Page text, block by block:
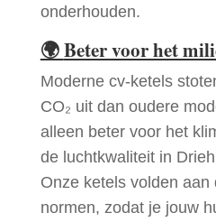
onderhouden.
🌍Beter voor het
Moderne cv-ketels
CO₂ uit dan oudere
alleen beter voor het
de luchtkwaliteit in
Onze ketels volden aan
normen, zodat je jouw